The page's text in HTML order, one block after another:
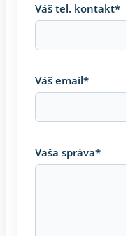
Váš tel. kontakt*
Váš email*
Vaša správa*